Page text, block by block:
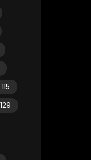
115
129